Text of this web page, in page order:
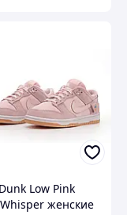
Low Pink
женские